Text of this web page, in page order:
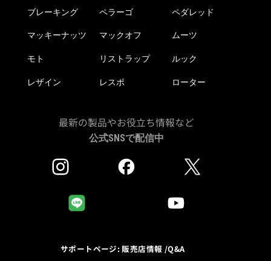
ブレーキング ペラーゴ ペダレッド
マッキーナッツ マックオフ ムーツ
モト リストラップ ルック
レザイン レスポ ローター
最新の製品やお役立ち情報など
公式SNSで配信中
サポートページ: 販売店情報 /Q&A